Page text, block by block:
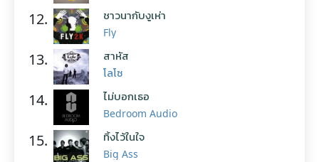
12. ชาวนากับงูเห่า
Fly
13. สาหัส
โลโซ
14. ไม่บอกเธอ
Bedroom Audio
15. ทิ้งไว้ในใจ
Big Ass